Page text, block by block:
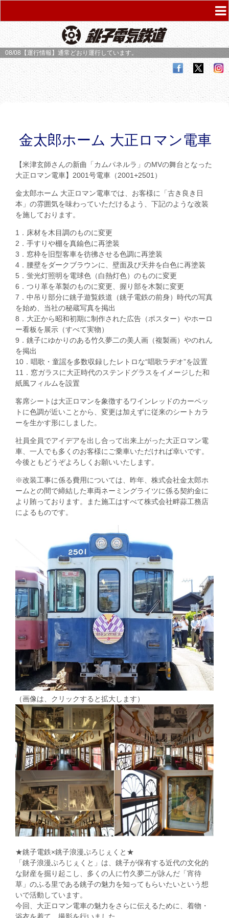
08/08【運行情報】 通常どおり運行しています。
金太郎ホーム 大正ロマン電車
【米津玄師さんの新曲「カムパネルラ」のMVの舞台となった
大正ロマン電車】2001号電車（2001+2501）
金太郎ホーム 大正ロマン電車では、お客様に「古き良き日
本」の雰囲気を味わっていただけるよう、下記のような改装
を施しております。
1．床材を木目調のものに変更
2．手すりや棚を真鍮色に再塗装
3．窓枠を旧型客車を彷彿させる色調に再塗装
4．腰壁をダークブラウンに、壁面及び天井を白色に再塗装
5．蛍光灯照明を電球色（白熱灯色）のものに変更
6．つり革を革製のものに変更、握り部を木製に変更
7．中吊り部分に銚子遊覧鉄道（銚子電鉄の前身）時代の写真
を始め、当社の秘蔵写真を掲出
8．大正から昭和初期に制作された広告（ポスター）やホーロ
ー看板を展示（すべて実物）
9．銚子にゆかりのある竹久夢二の美人画（複製画）やのれん
を掲出
10．唱歌・童謡を多数収録したレトロな“唱歌ラヂオ”を設置
11．窓ガラスに大正時代のステンドグラスをイメージした和
紙風フィルムを設置
客席シートは大正ロマンを象徴するワインレッドのカーペッ
トに色調が近いことから、変更は加えずに従来のシートカラ
ーを生かす形にしました。
社員全員でアイデアを出し合って出来上がった大正ロマン電
車、一人でも多くのお客様にご乗車いただければ幸いです。
今後ともどうぞよろしくお願いいたします。
※改装工事に係る費用については、昨年、株式会社金太郎ホ
ームとの間で締結した車両ネーミングライツに係る契約金に
より賄っております。また施工はすべて株式会社畔蒜工務店
によるものです。
（画像は、クリックすると拡大します）
★銚子電鉄×銚子浪漫ぷろじぇくと★
「銚子浪漫ぷろじぇくと」は、銚子が保有する近代の文化的
な財産を掘り起こし、多くの人に竹久夢二が詠んだ「宵待
草」のふる里である銚子の魅力を知ってもらいたいという想
いで活動しています。
今回、大正ロマン電車の魅力をさらに伝えるために、着物・